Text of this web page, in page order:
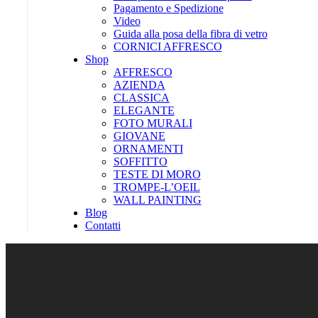
Pagamento e Spedizione
Video
Guida alla posa della fibra di vetro
CORNICI AFFRESCO
Shop
AFFRESCO
AZIENDA
CLASSICA
ELEGANTE
FOTO MURALI
GIOVANE
ORNAMENTI
SOFFITTO
TESTE DI MORO
TROMPE-L’OEIL
WALL PAINTING
Blog
Contatti